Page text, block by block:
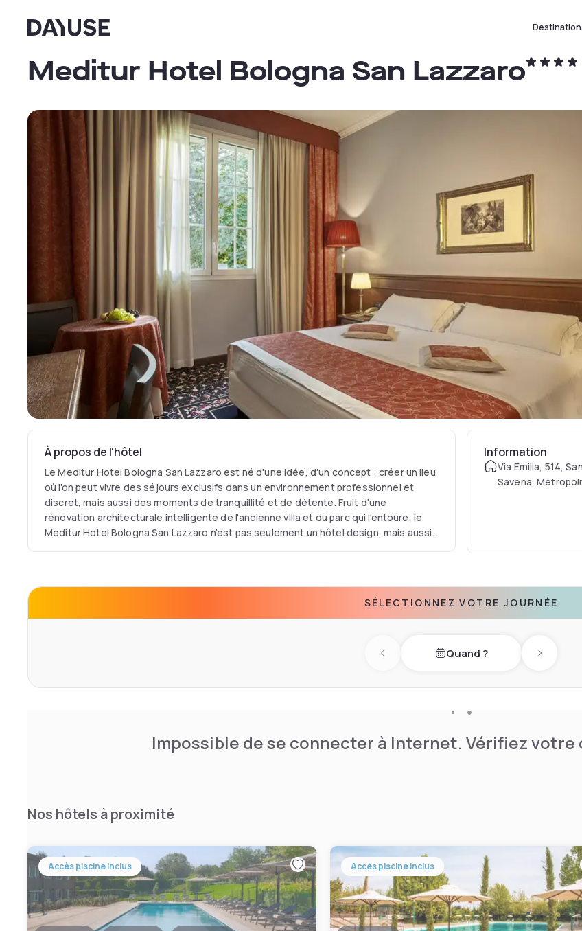
Dayuse
Meditur Hotel Bologna San Lazzaro
À propos de l'hôtel
Le Meditur Hotel Bologna San Lazzaro est né d'une idée, d'un concept : créer un lieu
où l'on peut vivre des séjours exclusifs dans un environnement professionnel et
discret, mais aussi des moments de tranquillité et de détente. Fruit d'une
rénovation architecturale intelligente de l'ancienne villa et du parc qui l'entoure, le
Meditur Hotel Bologna San Lazzaro n'est pas seulement un hôtel design, mais aussi
l'aile historique grâce à de splendides galeries de verre donnant sur le jardin.
Information
Via Emilia, 514,
Savena,
SÉLECTIONNEZ VOTRE JOURNÉE
Previous dayQuand ? Next day
Impossible de se connecter à Internet. Vérifiez
Nos hôtels à proximité
Accès piscine inclus Accès piscine inclus